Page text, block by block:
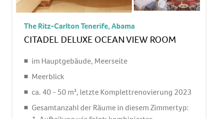
The Ritz-Carlton Tenerife, Abama
CITADEL DELUXE OCEAN VIEW ROOM
im Hauptgebäude, Meerseite
Meerblick
ca. 40 - 50 m², letzte Komplettrenovierung 2023
Gesamtanzahl der Räume in diesem Zimmertyp: